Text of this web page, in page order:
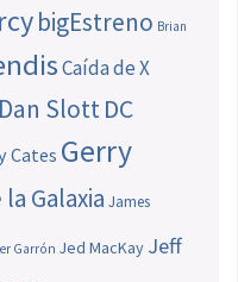
bigEstreno Brian
Caída de X
Dan SlottDC
Cates Gerry
Galaxia James
Garrón Jed MacKay Jeff